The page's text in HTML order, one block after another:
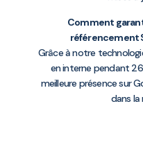
Comment
référencement
Grâce à notre
en interne pendant
meilleure présence sur
dans la